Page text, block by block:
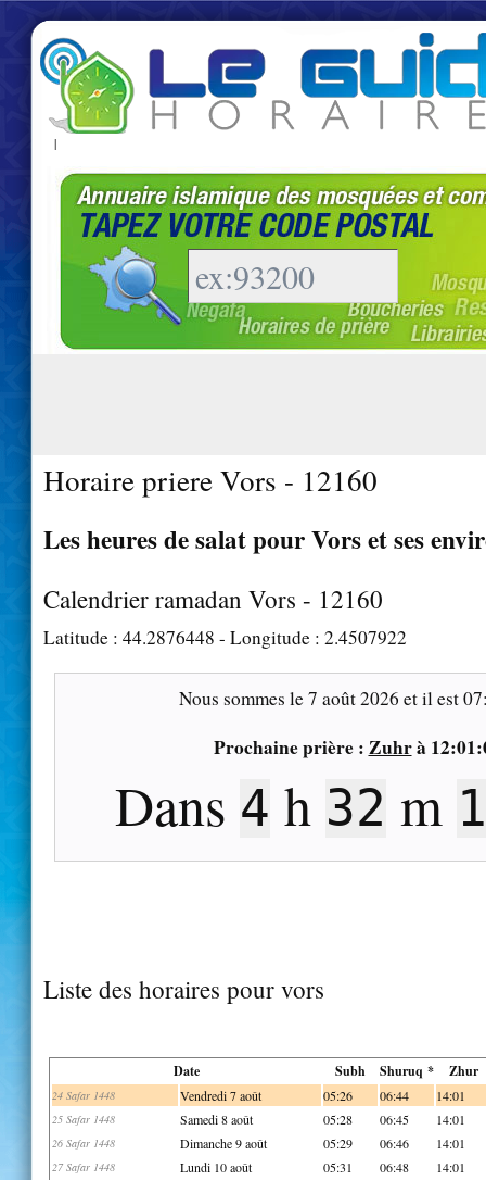
|
Horaire priere Vors - 12160
Les heures de salat pour Vors et ses
Calendrier ramadan Vors - 12160
Latitude : 44.2876448 - Longitude : 2.4507922
Nous sommes le7 août 2026 et il est
Prochaine prière : Zuhrà
Dans4h32m
Liste des horaires pour vors
Date Subh Shuruq * Zhur
24 Safar 1448 Vendredi 7 août 05:26 06:44 14:01
25 Safar 1448 Samedi 8 août 05:28 06:45 14:01
26 Safar 1448 Dimanche 9 août 05:29 06:46 14:01
27 Safar 1448 Lundi 10 août 05:31 06:48 14:01